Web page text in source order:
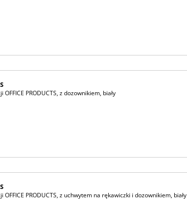
PRODUCTS, z dozownikiem, biały
OFFICE PRODUCTS, z uchwytem na rękawiczki i dozownikiem, biały